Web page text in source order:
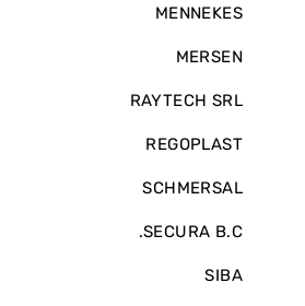
MENNEKES
MERSEN
RAYTECH SRL
REGOPLAST
SCHMERSAL
SECURA B.C.
SIBA